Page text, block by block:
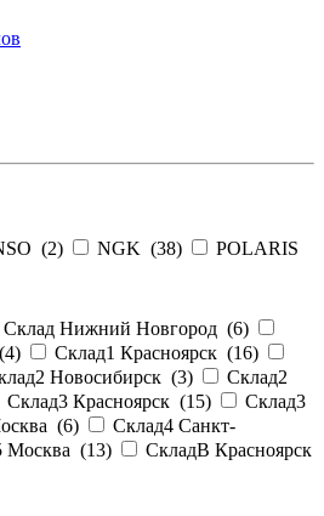
(2) NGK (38)
POLARIS
Склад Нижний Новгород (6)
4) Склад1 Красноярск (16)
Новосибирск (3)
Склад2
Склад3 Красноярск (15)
Склад3
(6)
Склад4 Санкт-
Москва (13)
СкладВ Красноярск